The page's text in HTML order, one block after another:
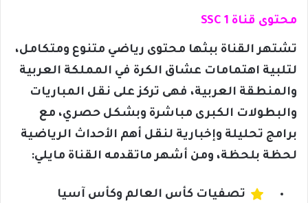
محتوى قناة SSC 1
تشتهر القناة ببثها محتوى رياضي متنوع ومتكامل،
لتلبية اهتمامات عشاق الكرة في المملكة العربية
والمنطقة العربية، فهى تركز على نقل المباريات
والبطولات الكبرى مباشرة وبشكل حصري، مع
برامج تحليلة وإخبارية لنقل أهم الأحداث الرياضية
لحظة بلحظة، ومن أشهر ماتقدمه القناة مايلي:
تصفيات كأس العالم وكأس آسيا